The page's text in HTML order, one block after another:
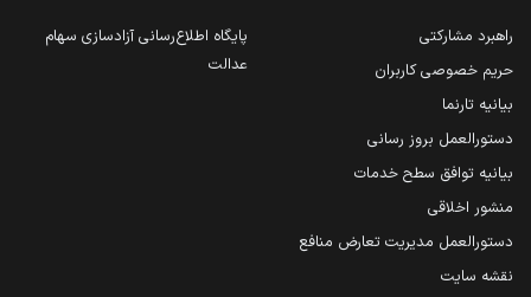
راهبرد مشارکتی
حریم خصوصی کاربران
بیانیه تارنما
دستورالعمل بروز رسانی
بیانیه توافق سطح خدمات
منشور اخلاقی
دستورالعمل مدیریت تعارض منافع
نقشه سایت
پایگاه اطلاع‌رسانی آزادسازی سهام
عدالت